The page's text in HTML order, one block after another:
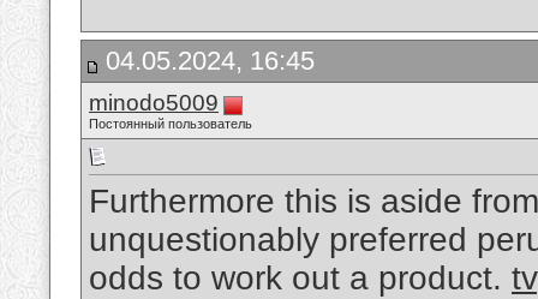
04.05.2024, 16:45
minodo5009
Постоянный пользователь
Furthermore this is aside
unquestionably preferred
odds to work out a product.